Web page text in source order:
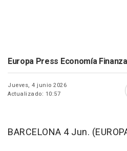
Europa Press Economía
Jueves, 4 junio 2026
Actualizado: 10:57
BARCELONA 4 Jun.